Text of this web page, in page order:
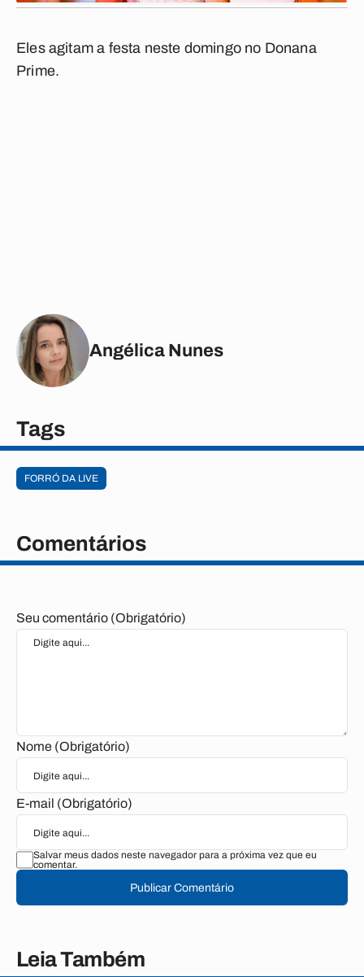
Eles agitam a festa neste domingo no Donana
Prime.
Angélica Nunes
Tags
FORRÓ DA LIVE
Comentários
Seu comentário (Obrigatório)
Nome (Obrigatório)
E-mail (Obrigatório)
Salvar meus dados neste navegador para a próxima vez que eu
comentar.
Publicar Comentário
Leia Também